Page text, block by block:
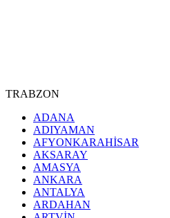
TRABZON
ADANA
ADIYAMAN
AFYONKARAHİSAR
AKSARAY
AMASYA
ANKARA
ANTALYA
ARDAHAN